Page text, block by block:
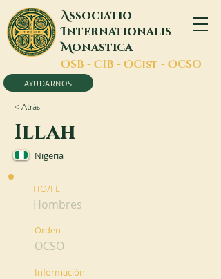
Associatio
Internationalis
Monastica
OSB - CIB - OCist - OCSO
AYUDARNOS
< Atrás
Illah
Nigeria
HO/FE
Hombres
Orden
OCSO
Información